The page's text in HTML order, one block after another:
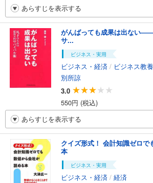
あらすじを表示する
がんばっても成果は出ない
サ...
ビジネス・実用
ビジネス・経済 / ビジネス教養
別所諒
3.0
550円 (税込)
あらすじを表示する
クイズ形式！ 会計知識ゼロで
本
ビジネス・実用
ビジネス・経済 / 経済